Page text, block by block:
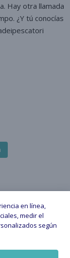
en línea,
medir el
según